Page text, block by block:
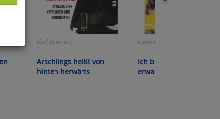
Karl Valentin:
Arschlings heißt von
hinten herwärts
Joachim Ringelnatz:
Ich bin so knallvergnügt
erwacht